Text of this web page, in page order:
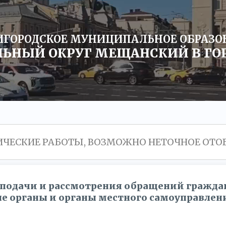
МУНИЦИПАЛЬНОЕ
ОКРУГ МЕЩАНСКИЙ В
РАБОТЫ, ВОЗМОЖНО НЕТОЧНОЕ
и рассмотрения обращений
органы и органы местного